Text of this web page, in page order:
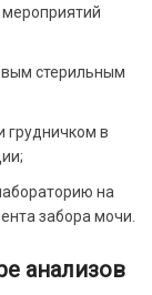
стерильным
грудничком в
на
забора мочи.
анализов